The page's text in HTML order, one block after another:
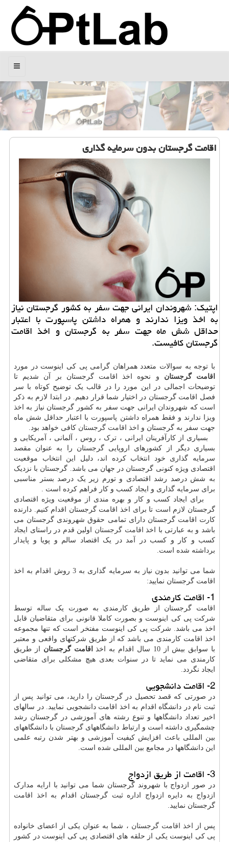
منو
اقامت گرجستان بدون سرمایه گذاری
اپتیك: شهروندان ایرانی جهت سفر به كشور گرجستان نیاز
به اخذ ویزا ندارند و همراه داشتن پاسپورت با اعتبار
حداقل شش ماه جهت سفر به گرجستان و اخذ اقامت
گرجستان كافیست.
با توجه به سوالات متعدد همراهان گرامی پی کی اینوست در مورد
اقامت گرجستان و نحوه اخذ اقامت گرجستان بر آن شدیم تا
توضیحات اجمالی در این مورد را در قالب یک توضیح کوتاه با سر
فصل اقامت گرجستان در اختیار شما قرار دهیم. در ابتدا لازم به ذکر
است که شهروندان ایرانی جهت سفر به کشور گرجستان نیاز به اخذ
ویزا ندارند و فقط همراه داشتن پاسپورت با اعتبار حداقل شش ماه
جهت سفر به گرجستان و
اخذ اقامت گرجستان کافی خواهد بود.
بسیاری از کارآفرینان ایرانی ، ترک ، روس ، آلمانی ، آمریکایی و
بسیاری دیگر از کشورهای اروپایی گرجستان را به عنوان مقصد
سرمایه گذاری خود انتخاب کرده اند، دلیل این انتخاب موقعیت
اقتصادی ویژه کنونی گرجستان در جهان می باشد. گرجستان با نزدیک
به شش درصد رشد اقتصادی و تورم زیر یک درصد بستر مناسبی
برای سرمایه گذاری و ایجاد کسب و کار فراهم کرده است .
برای ایجاد کسب و کار و بهره مندی از موقعیت ویژه اقتصادی
گرجستان لازم است تا برای اخذ اقامت گرجستان اقدام کنیم. دارنده
کارت اقامت گرجستان دارای تمامی حقوق شهروندی گرجستان می
باشد و به عبارتی با اخذ اقامت گرجستان اولین قدم در راستای ایجاد
کسب و کار و کسب در آمد در یک اقتصاد سالم و پویا و پایدار
برداشته شده است.
شما می توانید بدون نیاز به سرمایه گذاری به 3 روش اقدام به اخذ
اقامت گرجستان نمایید:
1- اقامت کارمندی
اقامت گرجستان از طریق کارمندی به صورت یک ساله توسط
شرکت پی کی اینوست و بصورت کاملا قانونی برای متقاضیان قابل
اخذ می باشد. شرکت پی کی اینوست مفتخر است که تنها مجموعه
اخذ اقامت کارمندی می باشد که از طریق شرکتهای واقعی و معتبر
با سوابق بیش از 10 سال اقدام به اخذ
اقامت گرجستان از طریق
کارمندی می نماید تا در سنوات بعدی هیچ مشکلی برای متقاضی
ایجاد نگردد.
2- اقامت دانشجویی
در صورتی که قصد تحصیل در گرجستان را دارید، می توانید پس از
ثبت نام در دانشگاه اقدام به اخذ اقامت دانشجویی نمایید. در سالهای
اخیر تعداد دانشگاهها و تنوع رشته های آموزشی در گرجستان رشد
چشمگیری داشته است و ارتباط دانشگاههای گرجستان با دانشگاههای
بین المللی باعث افزایش کیفیت آموزشی و بهتر شدن رتبه علمی
این دانشگاهها در مجامع بین المللی شده است.
3- اقامت از طریق ازدواج
در صور ازدواج با شهروند گرجستان شما می توانید با ارایه مدارک
ازدواج به دایره ازدواج اداره ثبت گرجستان اقدام به اخذ اقامت
گرجستان نمایید.
پس از اخذ اقامت گرجستان ، شما به عنوان یکی از اعضای خانواده
پی کی اینوست یکی از حلقه های اقتصادی پی کی اینوست در کشور